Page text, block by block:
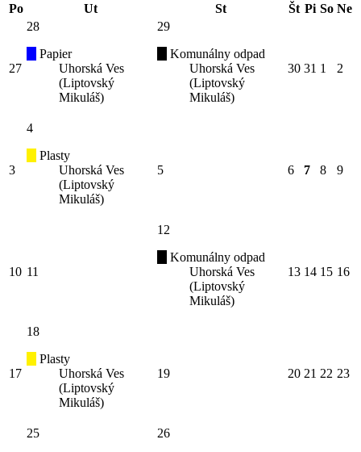
Po
Ut St Št Pi So Ne
27
28
Papier
Uhorská Ves
(Liptovský
Mikuláš)
29
Komunálny odpad
Uhorská Ves
(Liptovský
Mikuláš)
30 31 1 2
3
4
Plasty
Uhorská Ves
(Liptovský
Mikuláš)
5 6 7 8 9
10 11
12
Komunálny odpad
Uhorská Ves
(Liptovský
Mikuláš)
13 14 15 16
17
18
Plasty
Uhorská Ves
(Liptovský
Mikuláš)
19 20 21 22 23
25
26